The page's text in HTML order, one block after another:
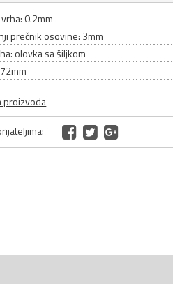
0.2mm
prečnik osovine: 3mm
olovka sa šiljkom
proizvoda